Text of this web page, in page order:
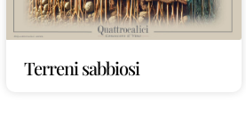
Terreni sabbiosi